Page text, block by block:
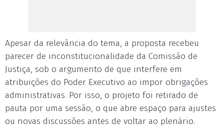
Apesar da relevância do tema, a proposta recebeu
parecer de inconstitucionalidade da Comissão de
Justiça, sob o argumento de que interfere em
atribuições do Poder Executivo ao impor obrigações
administrativas. Por isso, o projeto foi retirado de
pauta por uma sessão, o que abre espaço para ajustes
ou novas discussões antes de voltar ao plenário.